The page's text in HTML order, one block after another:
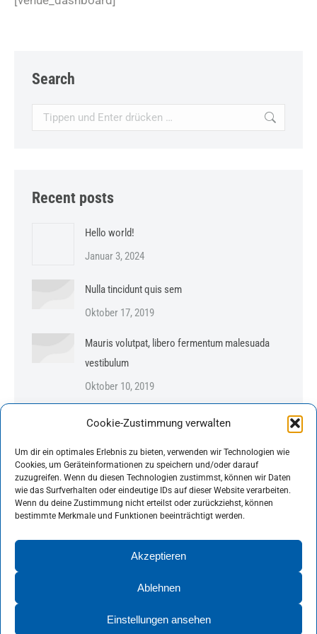
Cookie-Zustimmung verwalten
Um dir ein optimales Erlebnis zu bieten, verwenden wir Technologien wie
Cookies, um Geräteinformationen zu speichern und/oder darauf
zuzugreifen. Wenn du diesen Technologien zustimmst, können wir Daten
wie das Surfverhalten oder eindeutige IDs auf dieser Website verarbeiten.
Wenn du deine Zustimmung nicht erteilst oder zurückziehst, können
bestimmte Merkmale und Funktionen beeinträchtigt werden.
Akzeptieren
Ablehnen
Einstellungen ansehen
Search
Search:
Recent posts
Hello world!
Januar 3, 2024
Nulla tincidunt quis sem
Oktober 17, 2019
Mauris volutpat, libero fermentum malesuada
vestibulum
Oktober 10, 2019
Pellentesque – dignissim dui ac dolor convallis
Nulla lorem – tincidunt quis sem
Oktober 10, 2019